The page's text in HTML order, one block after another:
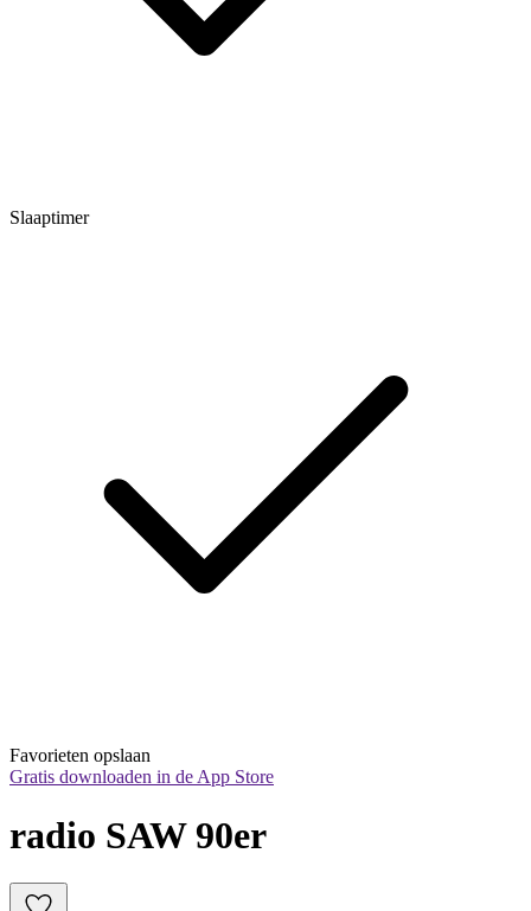
Slaaptimer
Favorieten opslaan
Gratis downloaden in de App Store
radio SAW 90er